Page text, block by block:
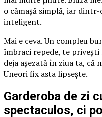
o cămașă simplă, iar
inteligent.
Mai e ceva. Un compleu
îmbraci repede, te privești
deja așezată în ziua ta, că
Uneori fix asta lipsește.
Garderoba de zi
spectaculos, ci